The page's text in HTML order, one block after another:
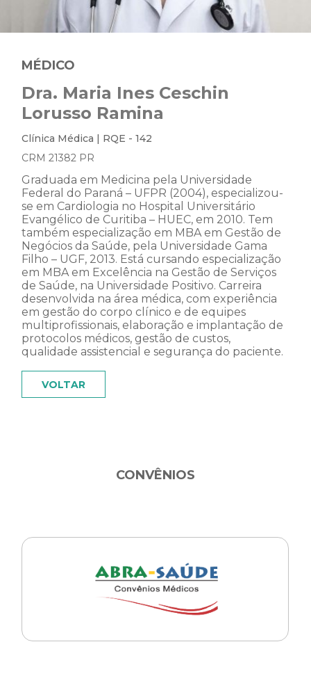
MÉDICO
Dra. Maria Ines Ceschin
Lorusso Ramina
Clínica Médica | RQE - 142
CRM 21382 PR
Graduada em Medicina pela Universidade
Federal do Paraná – UFPR (2004), especializou-
se em Cardiologia no Hospital Universitário
Evangélico de Curitiba – HUEC, em 2010. Tem
também especialização em MBA em Gestão de
Negócios da Saúde, pela Universidade Gama
Filho – UGF, 2013. Está cursando especialização
em MBA em Excelência na Gestão de Serviços
de Saúde, na Universidade Positivo. Carreira
desenvolvida na área médica, com experiência
em gestão do corpo clínico e de equipes
multiprofissionais, elaboração e implantação de
protocolos médicos, gestão de custos,
qualidade assistencial e segurança do paciente.
VOLTAR
CONVÊNIOS